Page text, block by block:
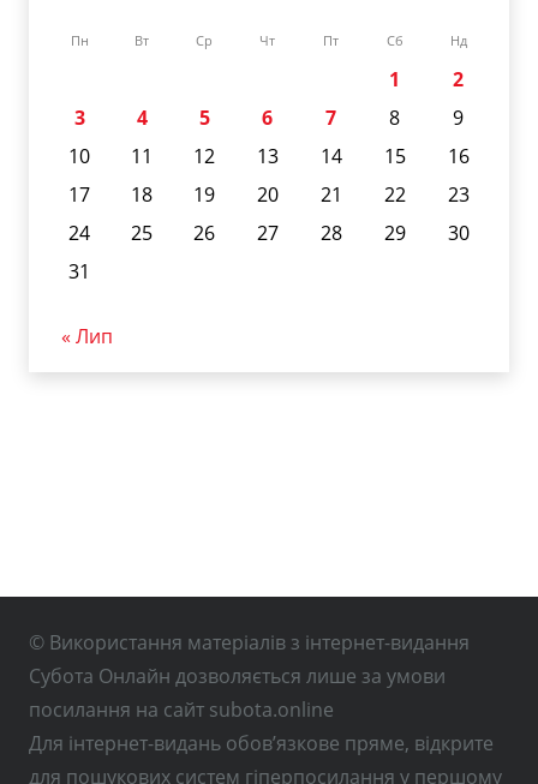
Пн Вт Ср Чт Пт Сб Нд
1
2
3
4 5 6 7 8
9
10
11 12 13 14 15
16
17
18 19 20 21 22
23
24
25 26 27 28 29
30
31
« Лип
© Використання матеріалів з інтернет-видання
Субота Онлайн дозволяється лише за умови
посилання на сайт subota.online
Для інтернет-видань обов’язкове пряме, відкрите
для пошукових систем гіперпосилання у першому